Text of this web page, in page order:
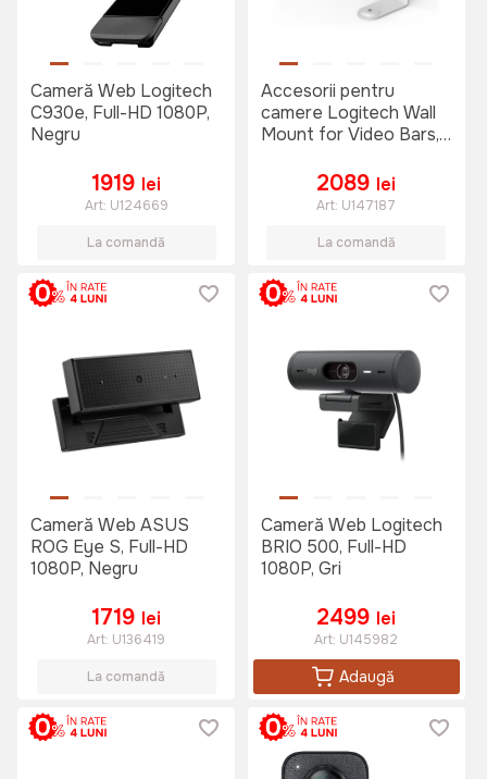
Cameră Web Logitech
C930e, Full-HD 1080P,
Negru
1919 lei
Art: U124669
La comandă
Accesorii pentru
camere Logitech Wall
Mount for Video Bars,
2089 lei
Art: U147187
La comandă
Cameră Web ASUS
ROG Eye S, Full-HD
1080P, Negru
1719 lei
Art: U136419
La comandă
Cameră Web Logitech
BRIO 500, Full-HD
1080P, Gri
2499 lei
Art: U145982
Adaugă